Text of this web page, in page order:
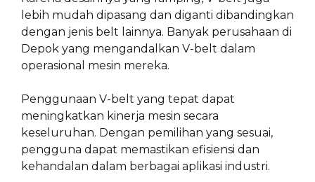
lebih mudah dipasang dan diganti dibandingkan
dengan jenis belt lainnya. Banyak perusahaan di
Depok yang mengandalkan V-belt dalam
operasional mesin mereka.
Penggunaan V-belt yang tepat dapat
meningkatkan kinerja mesin secara
keseluruhan. Dengan pemilihan yang sesuai,
pengguna dapat memastikan efisiensi dan
kehandalan dalam berbagai aplikasi industri.